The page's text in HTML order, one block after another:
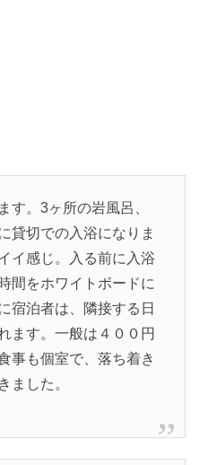
す。3ヶ所の岩風呂、
貸切での入浴になりま
イ感じ。入る前に入浴
間をホワイトボードに
宿泊者は、隣接する日
ます。一般は４００円
事も個室で、落ち着き
ました。